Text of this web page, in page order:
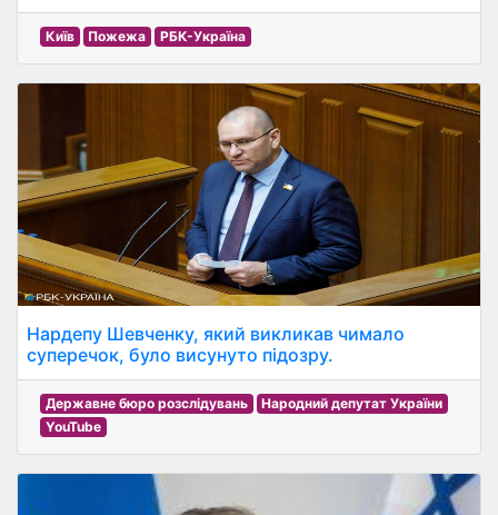
Київ Пожежа РБК-Україна
Нардепу Шевченку, який викликав чимало
суперечок, було висунуто підозру.
Державне бюро розслідувань
Народний депутат України
YouTube